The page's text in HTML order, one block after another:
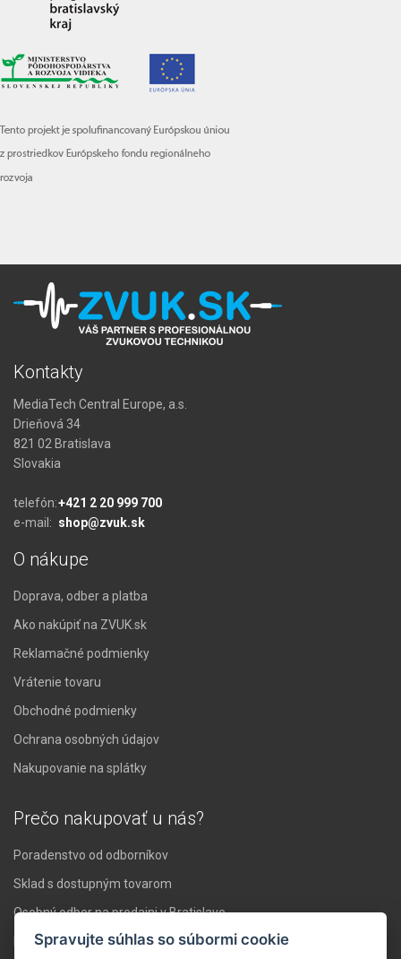
Kontakty
MediaTech Central Europe, a.s.
Drieňová 34
821 02 Bratislava
Slovakia
telefón:+421 2 20 999 700
e-mail: shop@zvuk.sk
O nákupe
Doprava, odber a platba
Ako nakúpiť na ZVUK.sk
Reklamačné podmienky
Vrátenie tovaru
Obchodné podmienky
Ochrana osobných údajov
Nakupovanie na splátky
Prečo nakupovať u nás?
Poradenstvo od odborníkov
Sklad s dostupným tovarom
Osobný odber na predajni v Bratislave
Doprava nad 119 € zadarmo
Spravujte súhlas so súbormi cookie